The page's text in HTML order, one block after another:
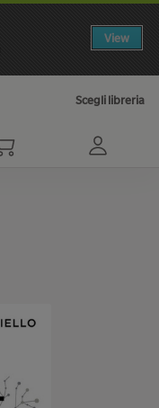
View
Scegli libreria